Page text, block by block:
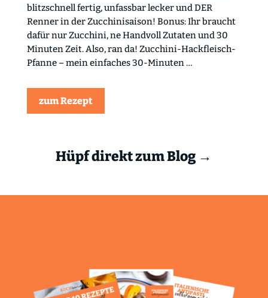
blitzschnell fertig, unfassbar lecker und DER
Renner in der Zucchinisaison! Bonus: Ihr braucht
dafür nur Zucchini, ne Handvoll Zutaten und 30
Minuten Zeit. Also, ran da! Zucchini-Hackfleisch-
Pfanne – mein einfaches 30-Minuten …
zum Rezept
Hüpf direkt zum Blog →